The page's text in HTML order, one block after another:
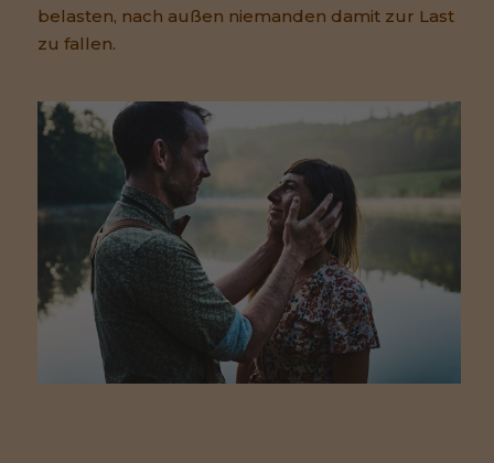
belasten, nach außen niemanden damit zur Last
zu fallen.